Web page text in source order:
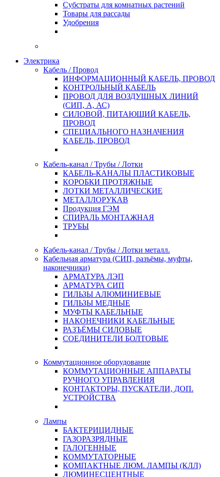
Субстраты для комнатных растений
Товары для рассады
Удобрения
Электрика
Кабель / Провод
ИНФОРМАЦИОННЫЙ КАБЕЛЬ, ПРОВОД
КОНТРОЛЬНЫЙ КАБЕЛЬ
ПРОВОД ДЛЯ ВОЗДУШНЫХ ЛИНИЙ
(СИП, А, АС)
СИЛОВОЙ, ПИТАЮЩИЙ КАБЕЛЬ,
ПРОВОД
СПЕЦИАЛЬНОГО НАЗНАЧЕНИЯ
КАБЕЛЬ, ПРОВОД
Кабель-канал / Трубы / Лотки
КАБЕЛЬ-КАНАЛЫ ПЛАСТИКОВЫЕ
КОРОБКИ ПРОТЯЖНЫЕ
ЛОТКИ МЕТАЛЛИЧЕСКИЕ
МЕТАЛЛОРУКАВ
Продукция ГЭМ
СПИРАЛЬ МОНТАЖНАЯ
ТРУБЫ
Кабель-канал / Трубы / Лотки металл.
Кабельная арматура (СИП, разъёмы, муфты,
наконечники)
АРМАТУРА ЛЭП
АРМАТУРА СИП
ГИЛЬЗЫ АЛЮМИНИЕВЫЕ
ГИЛЬЗЫ МЕДНЫЕ
МУФТЫ КАБЕЛЬНЫЕ
НАКОНЕЧНИКИ КАБЕЛЬНЫЕ
РАЗЪЁМЫ СИЛОВЫЕ
СОЕДИНИТЕЛИ БОЛТОВЫЕ
Коммутационное оборудование
КОММУТАЦИОННЫЕ АППАРАТЫ
РУЧНОГО УПРАВЛЕНИЯ
КОНТАКТОРЫ, ПУСКАТЕЛИ, ДОП.
УСТРОЙСТВА
Лампы
БАКТЕРИЦИДНЫЕ
ГАЗОРАЗРЯДНЫЕ
ГАЛОГЕННЫЕ
КОММУТАТОРНЫЕ
КОМПАКТНЫЕ ЛЮМ. ЛАМПЫ (КЛЛ)
ЛЮМИНЕСЦЕНТНЫЕ